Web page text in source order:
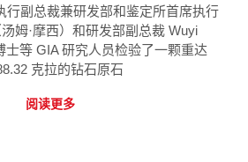
行副总裁兼研发部和鉴定所首席执行
姆·摩西）和研发部副总裁 Wuyi
士等 GIA 研究人员检验了一颗重达
克拉的钻石原石
阅读更多